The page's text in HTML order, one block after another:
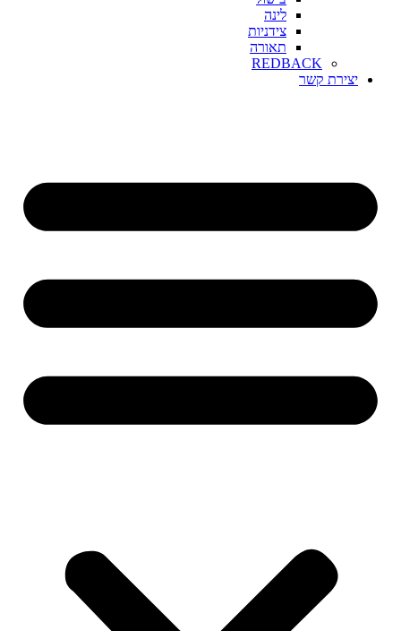
לינה
צידניות
תאורה
REDBACK
יצירת קשר